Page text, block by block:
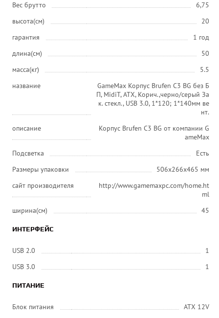
Вес брутто
6,75
высота(см)
20
гарантия
1 год
длина(см)
50
масса(кг)
5.5
название
GameMax Корпус Brufen C3 BG без Б
П, MidiT, ATX, Корич.,черно/серый За
к. стекл., USB 3.0, 1*120; 1*140мм ве
нт.
описание
Корпус Brufen C3 BG от компании G
ameMax
Подсветка
Есть
Размеры упаковки
506х266х465 мм
сайт производителя
http://www.gamemaxpc.com/home.ht
ml
ширина(см)
45
ИНТЕРФЕЙС
USB 2.0
1
USB 3.0
1
ПИТАНИЕ
Блок питания
ATX 12V